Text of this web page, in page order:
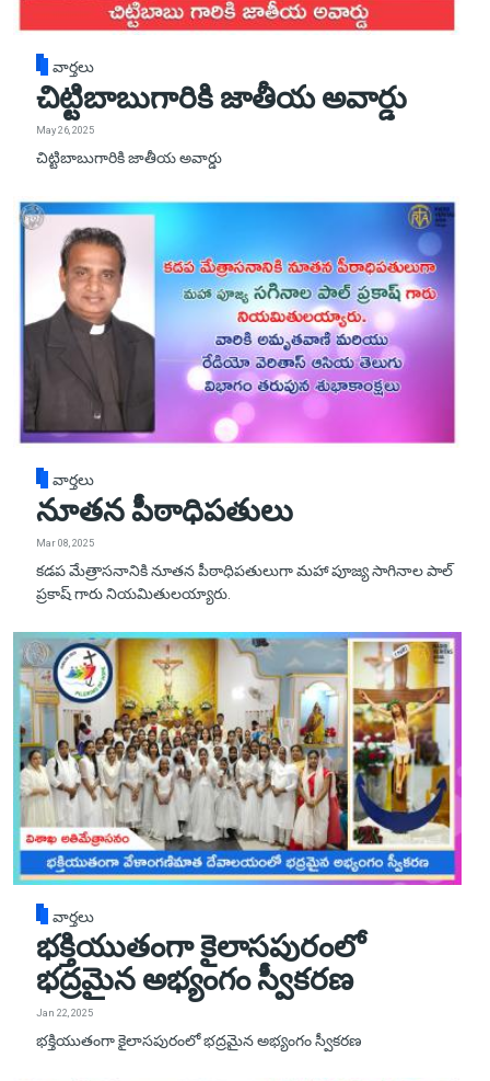
వార్తలు
చిట్టిబాబుగారికి జాతీయ అవార్డు
May 26, 2025
చిట్టిబాబుగారికి జాతీయ అవార్డు
వార్తలు
నూతన పీఠాధిపతులు
Mar 08, 2025
కడప మేత్రాసనానికి నూతన పీఠాధిపతులుగా మహా పూజ్య సాగినాల పాల్
ప్రకాష్ గారు నియమితులయ్యారు.
వార్తలు
భక్తియుతంగా కైలాసపురంలో
భద్రమైన అభ్యంగం స్వీకరణ
Jan 22, 2025
భక్తియుతంగా కైలాసపురంలో భద్రమైన అభ్యంగం స్వీకరణ